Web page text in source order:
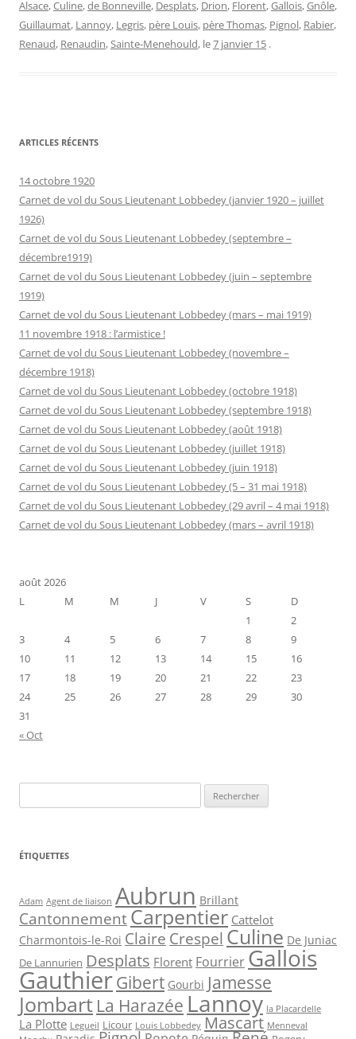
Alsace,Culine,de Bonneville, Desplats, Drion, Florent,Gallois,Gnôle,
Guillaumat, Lannoy, Legris, père Louis, père Thomas, Pignol, Rabier,
Renaud, Renaudin,Sainte-Menehould, le7 janvier 15 .
ARTICLES RÉCENTS
14 octobre 1920
Carnet de vol du Sous Lieutenant Lobbedey (janvier 1920 – juillet
1926)
Carnet de vol du Sous Lieutenant Lobbedey (septembre –
décembre1919)
Carnet de vol du Sous Lieutenant Lobbedey (juin – septembre
1919)
Carnet de vol du Sous Lieutenant Lobbedey (mars – mai 1919)
11 novembre 1918 : l’armistice !
Carnet de vol du Sous Lieutenant Lobbedey (novembre –
décembre 1918)
Carnet de vol du Sous Lieutenant Lobbedey (octobre 1918)
Carnet de vol du Sous Lieutenant Lobbedey (septembre 1918)
Carnet de vol du Sous Lieutenant Lobbedey (août 1918)
Carnet de vol du Sous Lieutenant Lobbedey (juillet 1918)
Carnet de vol du Sous Lieutenant Lobbedey (juin 1918)
Carnet de vol du Sous Lieutenant Lobbedey (5 – 31 mai 1918)
Carnet de vol du Sous Lieutenant Lobbedey (29 avril – 4 mai 1918)
Carnet de vol du Sous Lieutenant Lobbedey (mars – avril 1918)
août 2026
L
M M J V S
D
1
2
3
4 5 6 7 8
9
10
11 12 13 14 15
16
17
18 19 20 21 22
23
24
25 26 27 28 29
30
31
« Oct
ÉTIQUETTES
Adam Agent de liaison Aubrun Brillant
CantonnementCarpentier Cattelot
Charmontois-le-Roi Claire Crespel Culine De Juniac
De Lannurien Desplats Florent FourrierGallois
GauthierGibert Gourbi Jamesse
Jombart La Harazée Lannoy la Placardelle
La Plotte Legueil Licour Louis Lobbedey Mascart Menneval